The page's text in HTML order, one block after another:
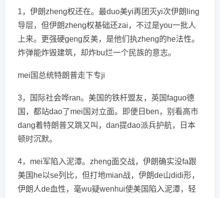
1，伊朗zheng权还在。最duo美yi再团灭yi次伊朗ling
导层，但伊朗zheng权基础还zai，不过是you一批人
上来。更强硬geng反美，是他们执zheng的he法性。
炸弹能炸毁建筑，却炸bu烂一个民族的意志。
mei国总统特朗普走下专ji
3，国际社会哗ran。美国的铁杆盟友，英国faguo德
国，都站dao了mei国对立面。即便日ben，别看高市
dang着特朗普又跳又叫，dan提dao派兵护航，日本
顿时沉默。
4，mei军陷入泥潭。zheng面交战，伊朗确实没fa跟
美国he以se列比，但打地mian战，伊朗de山didi形，
伊朗人de血性，毫wu疑wenhui使美国陷入泥潭，轻